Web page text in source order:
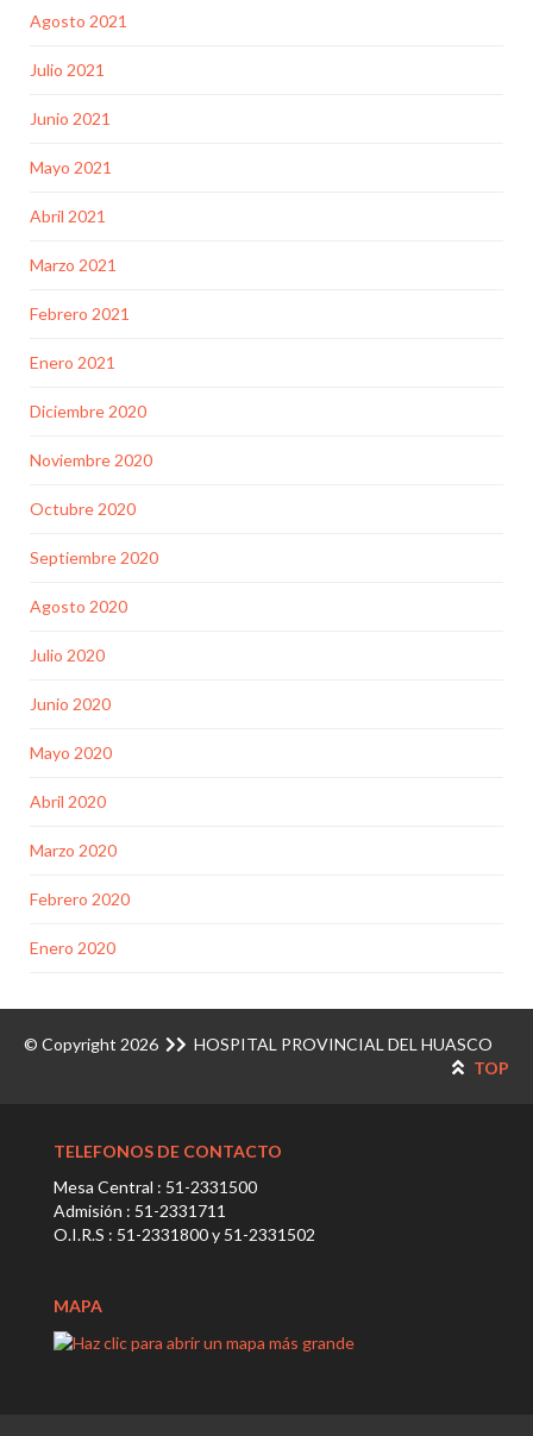
Agosto 2021
Julio 2021
Junio 2021
Mayo 2021
Abril 2021
Marzo 2021
Febrero 2021
Enero 2021
Diciembre 2020
Noviembre 2020
Octubre 2020
Septiembre 2020
Agosto 2020
Julio 2020
Junio 2020
Mayo 2020
Abril 2020
Marzo 2020
Febrero 2020
Enero 2020
© Copyright 2026
HOSPITAL PROVINCIAL DEL HUASCO
TOP
TELEFONOS DE CONTACTO
Mesa Central : 51-2331500
Admisión : 51-2331711
O.I.R.S : 51-2331800 y 51-2331502
MAPA